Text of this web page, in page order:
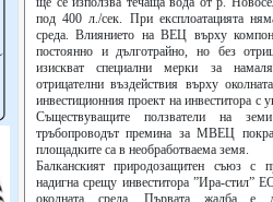
под 400 л./сек. При експлоатацията
среда. Влиянието на ВЕЦ върху
постоянно и дълготрайно, но без
изискват специални мерки за
отрицателни въздействия върху
инвестиционния проект на инвеститора с
Съществуващите ползватели на
тръбопроводът премина за МВЕЦ
площадките са в необработваема земя.
Балканският природозащитен съюз с
надигна срещу инвеститора ”Ира-стил”
околната среда. Първата жалба е